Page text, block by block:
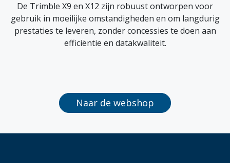
De Trimble X9 en X12 zijn robuust ontworpen voor
gebruik in moeilijke omstandigheden en om langdurig
prestaties te leveren, zonder concessies te doen aan
efficiëntie en datakwaliteit.
Naar de webshop